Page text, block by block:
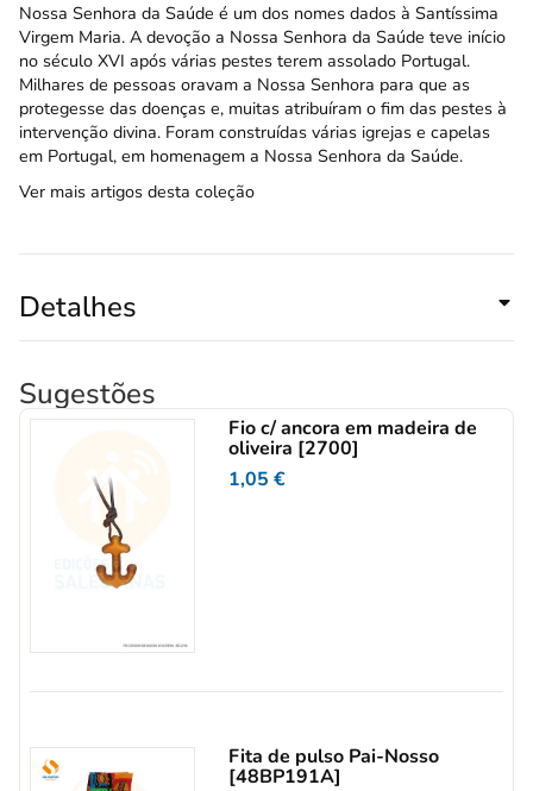
Nossa Senhora da Saúde é um dos nomes dados à Santíssima
Virgem Maria. A devoção a Nossa Senhora da Saúde teve início
no século XVI após várias pestes terem assolado Portugal.
Milhares de pessoas oravam a Nossa Senhora para que as
protegesse das doenças e, muitas atribuíram o fim das pestes à
intervenção divina. Foram construídas várias igrejas e capelas
em Portugal, em homenagem a Nossa Senhora da Saúde.
Ver mais artigos desta coleção
Detalhes
Sugestões
Fio c/ ancora em madeira de
oliveira [2700]
1,05€
Fita de pulso Pai-Nosso
[48BP191A]